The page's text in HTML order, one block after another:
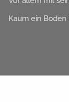
Kaum ein Boden